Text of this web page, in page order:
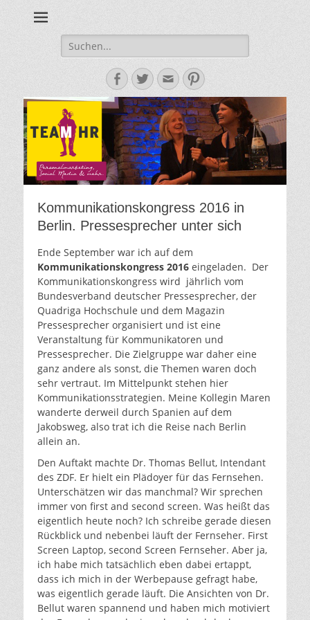
Blog
Suche
nach:
Facebook
Twitter
E-
Mail-
Adresse
Pinterest
Kommunikationskongress 2016 in
Berlin. Pressesprecher unter sich
Ende September war ich auf dem
Kommunikationskongress 2016 eingeladen. Der
Kommunikationskongress wird jährlich vom
Bundesverband deutscher Pressesprecher, der
Quadriga Hochschule und dem Magazin
Pressesprecher organisiert und ist eine
Veranstaltung für Kommunikatoren und
Pressesprecher. Die Zielgruppe war daher eine
ganz andere als sonst, die Themen waren doch
sehr vertraut. Im Mittelpunkt stehen hier
Kommunikationsstrategien. Meine Kollegin Maren
wanderte derweil durch Spanien auf dem
Jakobsweg, also trat ich die Reise nach Berlin
allein an.
Den Auftakt machte Dr. Thomas Bellut, Intendant
des ZDF. Er hielt ein Plädoyer für das Fernsehen.
Unterschätzen wir das manchmal? Wir sprechen
immer von first and second screen. Was heißt das
eigentlich heute noch? Ich schreibe gerade diesen
Rückblick und nebenbei läuft der Fernseher. First
Screen Laptop, second Screen Fernseher. Aber ja,
ich habe mich tatsächlich eben dabei ertappt,
dass ich mich in der Werbepause gefragt habe,
was eigentlich gerade läuft. Die Ansichten von Dr.
Bellut waren spannend und haben mich motiviert